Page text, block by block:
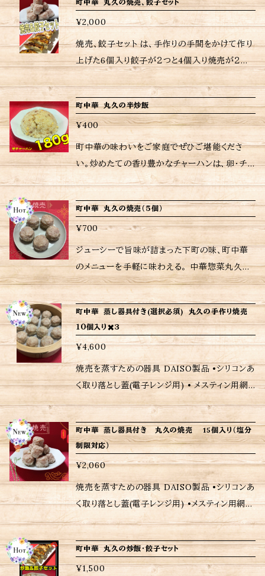
め方は商品に同包致します。 ※保存方法、食材
アレルギーなどの詳細はラベルをご確認くださ
い。 ※ご購入いただいた商品の重量に応じて送
料が異なりますので注意して下さい。
焼き方、温め方は商品に同包致します。
※保存方法、食材アレルギーなどの詳細はラベ
ルをご確認ください。 ※ ご購入いただいた商品
の重量に応じて送料が異なりますので注意して
はないので、温めの際は別皿に移して加熱してく
ださい。 ※当店おすすめの焼き方、温め方は商
品に同包致します。 ※保存方法、食材アレルギー
などの詳細はラベルをご確認ください。 ※ご購
入いただいた商品の重量に応じて送料が異なり
ますので注意してください。
から調理してるため日時指定がなければ注文受
付日から４〜５日後の配送となりますが予めご了
耐熱用では無いので温めの際は別皿に移して加
熱してください。 ※当店おすすめの焼き方、温め
方は商品に同包致します。 ※保存方法、食材ア
レルギーなどの詳細はラベルをご確認ください。
※ ご購入いただいた商品の重量に応じて送料
が異なりますので注意して下さい。
るかのような至福のひとときをお楽しみいただけ
ます。 冷凍から直接フライパンや電子レンジで加
熱するだけの簡単調理。 <内容量> チャーハン1
80gX2 うめピラフ炒飯180gX2 <ご購入された
お客さまへ> 励みにもなりますし、今後の購入判
断にもなりますので是非ともレビューお願いいた
します 当店は、注文受けてから調理してるため
日時指定がなければ注文受付日から6〜７日後
の配送となりますが予めご了承ください。 ※当
店に使われているパック等は耐熱用では無いの
で温めの際は別皿に移して加熱してください。
※当店おすすめの焼き方、温め方は商品に同包
致します。 ※保存方法、食材アレルギーなどの詳
細はラベルをご確認ください。 ※ ご購入いただ
いた商品の重量に応じて送料が異なりますので
注意して下さい。
町中華 丸久の焼売、餃子セット
¥2,000
焼売、餃子セット は、手作りの手間をかけて作り
上げた6個入り餃子が２つと4個入り焼売が２つ
の組み合わせ調理も簡単で、冷凍から直接フラ
イパンや電子レンジ(蒸し器)で加熱するだけのお
手軽なセットです。 <内容量> 焼売(４個)×２袋
餃子(６個)×２袋 <ご購入されたお客さまへ> 励
みにもなりますし、今後の購入判断にもなります
ので是非ともレビューお願いいたします 当店は、
注文受けてから調理してるため日時指定がなけ
れば注文受付日から6〜７日後の配送となります
が予めご了承ください。 ※当店に使われている
パック等は耐熱用では無いので温めの際は別皿
に移して加熱してください。 ※当店おすすめの
焼き方、温め方は商品に同包致します。 ※保存
方法、食材アレルギーなどの詳細はラベルをご確
認ください。 ※ ご購入いただいた商品の重量に
応じて送料が異なりますので注意して下さい。
町中華 丸久の半炒飯
¥400
町中華の味わいをご家庭でぜひご堪能くださ
い。炒めたての香り豊かなチャーハンは、卵・チャ
ーシュー・玉ねぎの至ってシンプルな具材。一口
食べるだけで心もお腹も満たされます。お店にい
るかのような至福のひとときをお楽しみいただけ
ます。 冷凍から直接フライパンや電子レンジで加
熱するだけの簡単調理。 <内容量> チャーハン1
80g <ご購入されたお客さまへ> 励みにもなりま
すし、今後の購入判断にもなりますので是非とも
レビューお願いいたします 当店は、注文受けて
から調理してるため日時指定がなければ注文受
付日から6〜7日後の配送となりますが予めご了
承ください。 ※当店に使われているパック等は
耐熱用では無いので温めの際は別皿に移して加
熱してください。 ※当店おすすめの焼き方、温め
方は商品に同包致します。 ※保存方法、食材ア
レルギーなどの詳細はラベルをご確認ください。
※ ご購入いただいた商品の重量に応じて送料
が異なりますので注意して下さい。
町中華 丸久の焼売（５個）
¥700
ジューシーで旨味が詰まった下町の味、町中華
のメニューを手軽に味わえる。 中華惣菜丸久の
焼売は、プリプリ、ジューシー肉と玉ねぎのシャキ
シャキな食感、香辛料を巧みに組み合わせた味
わい深い一品となっております。包み込まれた具
材から広がる香りは、まさに食欲をかき立てま
す。 食べ応えのある焼売は、ご家庭で手軽に召
し上がれるように蒸してから冷凍。レンジや蒸し
ていただいても美味しいですし、揚げても美味し
いです。 手軽に楽しんでいただくために、手作り
焼売(５個)をご用意しました。お召し上がりの際
は十分に加熱してお楽しみください。 <ご購入さ
れたお客さまへ> 励みにもなりますし、今後の購
入判断にもなりますので是非ともレビューお願い
いたします 当店は、注文受けてから調理してる
ため日時指定がなければ注文受付日から6〜７
日後の配送となりますが予めご了承ください。 <
調理法> 5ケの場合 (電子レンジの場
合) 1 冷凍の焼売をお皿に濡らしたキッチンペー
パーの上に均等に乗せます。 (キッチンペーパ
町中華 蒸し器具付き(選択必須) 丸久の手作り焼売
１０個入り✖️３
¥4,600
焼売を蒸すための器具 DAISO製品 •シリコンあ
く取り落とし蓋(電子レンジ用) • メスティン用網
(フライパン用) (選択必須) ※※この商品は、塩
分制限の対応はしておりません※※ ジューシー
で旨味が詰まった下町の味、町中華のメニューを
手軽に味わえる。 中華惣菜 丸久の焼売は、プリ
プリ、ジューシー肉と玉ねぎのシャキシャキな食
感、香辛料を巧みに組み合わせた味わい深い一
品となっております。包み込まれた具材から広が
る香りは、まさに食欲をかき立てます。 食べ応え
のある焼売は、ご家庭で手軽に召し上がれるよう
に蒸してから冷凍。レンジや蒸していただいても
美味しいですし、揚げても美味しいです。 手軽に
町中華 蒸し器具付き 丸久の焼売 15個入り（塩分
制限対応）
¥2,060
焼売を蒸すための器具 DAISO製品 •シリコンあ
く取り落とし蓋(電子レンジ用) •メスティン用網
(フライパン用) (選択可) 付属のため¥１１０(税込)
プラスいたしました。 この商品は塩分制限対応し
てます。 ジューシーで旨味が詰まった下町の味、
町中華のメニューを手軽に味わえる。 中華惣
町中華 丸久の炒飯・餃子セット
¥1,500